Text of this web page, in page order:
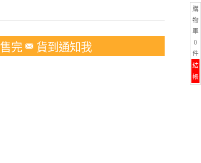
購
物
車
0
件
結
帳
售完 貨到通知我